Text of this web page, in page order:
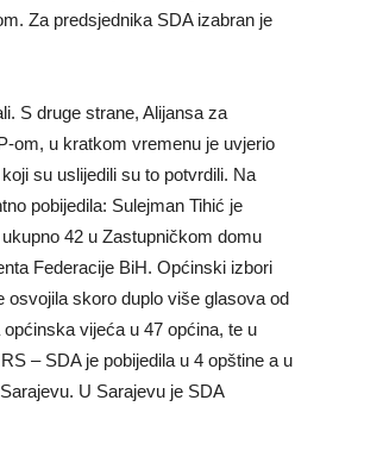
Za predsjednika SDA izabran je
S druge strane, Alijansa za
om, u kratkom vremenu je uvjerio
su uslijedili su to potvrdili. Na
pobijedila: Sulejman Tihić je
42 u Zastupničkom domu
Federacije BiH. Općinski izbori
osvojila skoro duplo više glasova od
vijeća u 47 općina, te u
– SDA je pobijedila u 4 opštine a u
U Sarajevu je SDA